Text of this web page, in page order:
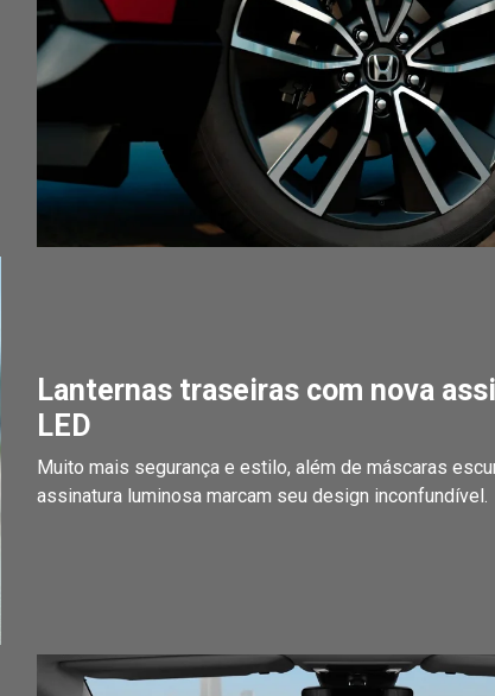
Lanternas traseiras com nova
LED
Muito mais segurança e estilo, além de máscaras
assinatura luminosa marcam seu design inconfundível.